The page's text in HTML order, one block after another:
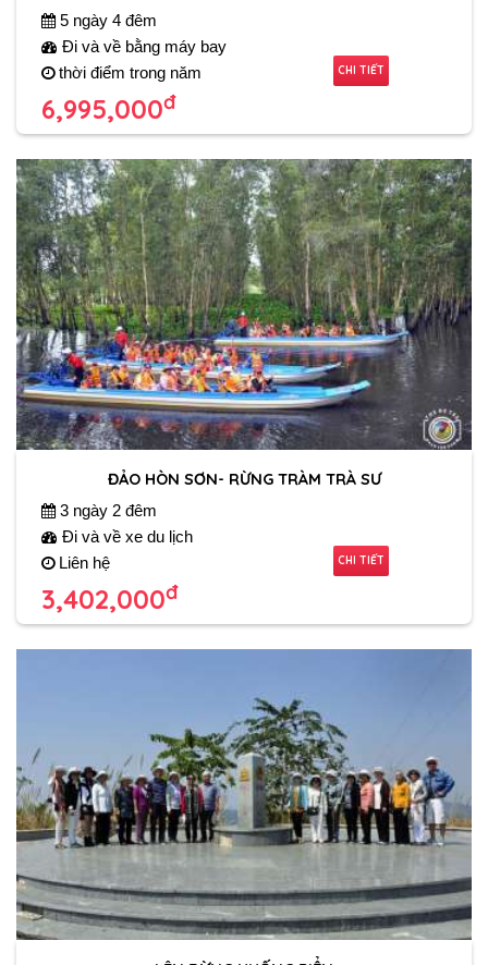
5 ngày 4 đêm
Đi và về bằng máy bay
thời điểm trong năm
6,995,000đ
CHI TIẾT
ĐẢO HÒN SƠN- RỪNG TRÀM TRÀ SƯ
3 ngày 2 đêm
Đi và về xe du lịch
Liên hệ
3,402,000đ
CHI TIẾT